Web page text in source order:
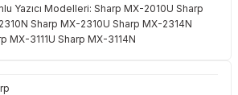
Toshiba
Triumph Adler
Yazıcı Modelleri: Sharp MX-2010U Sharp
Sharp MX-2310U Sharp MX-2314N
MX-3111U Sharp MX-3114N